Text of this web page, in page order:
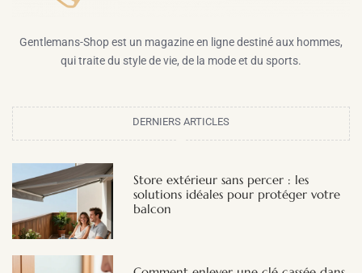
Gentlemans-Shop est un magazine en ligne destiné aux hommes,
qui traite du style de vie, de la mode et du sports.
DERNIERS ARTICLES
Store extérieur sans percer : les
solutions idéales pour protéger votre
balcon